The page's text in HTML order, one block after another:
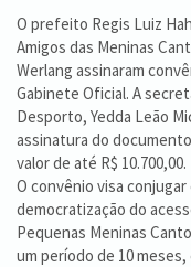
O prefeito Regis Luiz
Amigos das Meninas
Werlang assinaram
Gabinete Oficial. A
Desporto, Yedda Leão
assinatura do
valor de até R$ 10.700,00.
O convênio visa
democratização do
Pequenas Meninas
um período de 10